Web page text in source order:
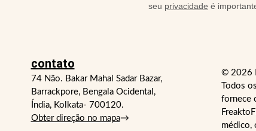
seu privacidade é
contato
74 Não. Bakar Mahal Sadar Bazar,
Barrackpore, Bengala Ocidental,
Índia, Kolkata- 700120.
Obter direção no mapa→
© 2026
Todos
fornece
médico,